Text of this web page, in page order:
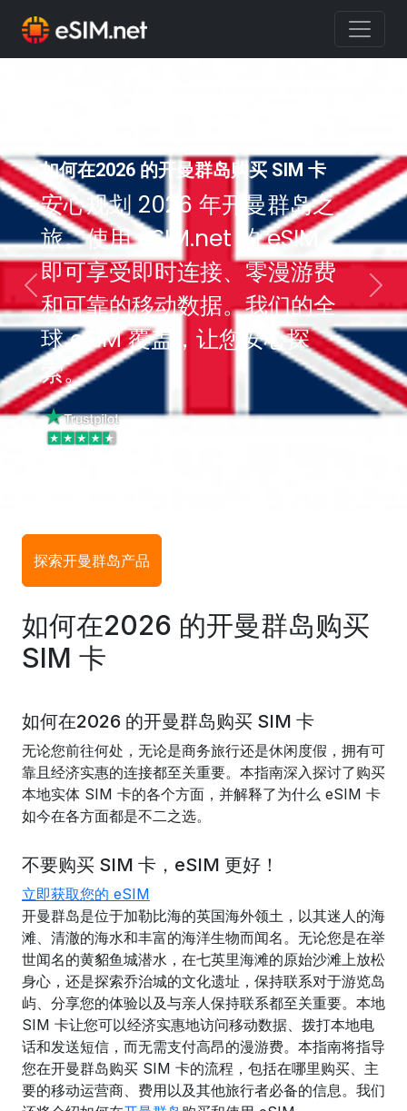
如何在2026 的开曼群岛购买 SIM 卡
安心规划 2026 年开曼群岛之
旅。使用 eSIM.net 的 eSIM，
即可享受即时连接、零漫游费
和可靠的移动数据。我们的全
球 eSIM 覆盖，让您安心探
索。
Previous Next
探索开曼群岛产品
如何在2026 的开曼群岛购买
SIM 卡
如何在2026 的开曼群岛购买 SIM 卡
无论您前往何处，无论是商务旅行还是休闲度假，拥有可
靠且经济实惠的连接都至关重要。本指南深入探讨了购买
本地实体 SIM 卡的各个方面，并解释了为什么 eSIM 卡
如今在各方面都是不二之选。
不要购买 SIM 卡，eSIM 更好！
立即获取您的 eSIM
开曼群岛是位于加勒比海的英国海外领土，以其迷人的海
滩、清澈的海水和丰富的海洋生物而闻名。无论您是在举
世闻名的黄貂鱼城潜水，在七英里海滩的原始沙滩上放松
身心，还是探索乔治城的文化遗址，保持联系对于游览岛
屿、分享您的体验以及与亲人保持联系都至关重要。本地
SIM 卡让您可以经济实惠地访问移动数据、拨打本地电
话和发送短信，而无需支付高昂的漫游费。本指南将指导
您在开曼群岛购买 SIM 卡的流程，包括在哪里购买、主
要的移动运营商、费用以及其他旅行者必备的信息。我们